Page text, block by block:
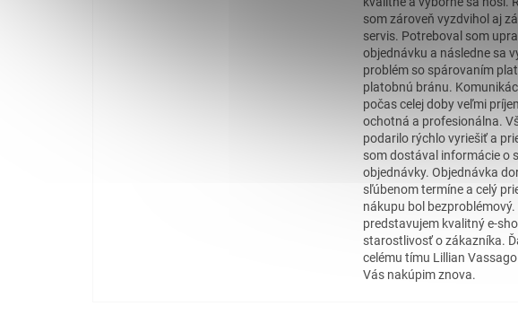
som zároveň vyzdvihol aj
servis. Potreboval som
objednávku a následne sa
problém so spárovaním
platobnú bránu.
počas celej doby veľmi
ochotná a profesionálna.
podarilo rýchlo vyriešiť a
som dostával informácie o
objednávky. Objednávka
sľúbenom termíne a celý
nákupu bol bezproblémový.
predstavujem kvalitný e-
starostlivosť o zákazníka.
celému tímu Lillian
Vás nakúpim znova.